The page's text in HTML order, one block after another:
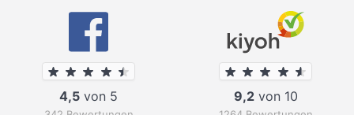
4,5 von 5 9,2von 10